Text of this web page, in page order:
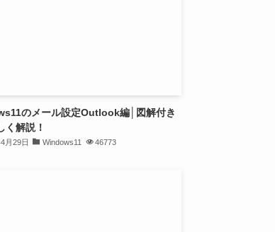
のメール設定Outlook編│図解付き
く解説！
月29日 Windows11 46773